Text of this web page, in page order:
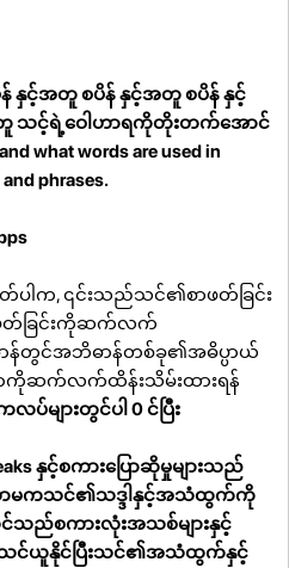
နှင့်အတူ စပိန် နှင့်အတူ စပိန် နှင့်
သင့်ရဲ့ဝေါဟာရကိုတိုးတက်အောင်
what words are used in
phrases.
ဖတ်ပါက, ၎င်းသည်သင်၏စာဖတ်ခြင်း
တ်ခြင်းကိုဆက်လက်
န်တွင်အဘိဓာန်တစ်ခု၏အဓိပ္ပာယ်
ကိုဆက်လက်ထိန်းသိမ်းထားရန်
ပ်များတွင်ပါ 0 င်ပြီး
နှင့်စကားပြောဆိုမှုများသည်
ာမကသင်၏သဒ္ဒါနှင့်အသံထွက်ကို
ည်စကားလုံးအသစ်များနှင့်
သင်ယူနိုင်ပြီးသင်၏အသံထွက်နှင့်